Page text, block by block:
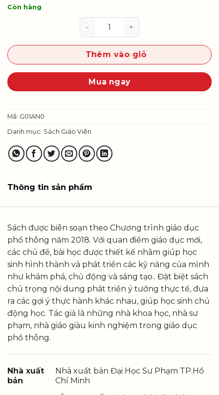
Còn hàng
Âm nhạc 1 - Sách giáo viên số
Thêm vào giỏ
Mua ngay
Mã: G01AN0
Danh mục: Sách Giáo Viên
Thông tin sản phẩm
Sách được biên soạn theo Chương trình giáo dục
phổ thông năm 2018. Với quan điểm giáo dục mới,
các chủ đề, bài học được thiết kế nhằm giúp học
sinh hình thành và phát triển các kỹ năng của mình
như khám phá, chủ động và sáng tạo.. Đặt biệt sách
chú trọng nội dung phát triển ý tưởng thực tế, đưa
ra các gợi ý thực hành khác nhau, giúp học sinh chủ
động học. Tác giả là những nhà khoa học, nhà sư
phạm, nhà giáo giàu kinh nghiệm trong giáo dục
phổ thông.
Nhà xuất
bản
Nhà xuất bản Đại Học Sư Phạm TP.Hồ
Chí Minh